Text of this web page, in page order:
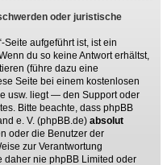
oder juristische
Seite aufgeführt ist, ist ein
du so keine Antwort erhältst,
(führe dazu eine
Seite bei einem kostenlosen
usw. liegt — den Support oder
Bitte beachte, dass phpBB
e. V. (phpBB.de) absolut
oder die Benutzer der
zur Verantwortung
daher nie phpBB Limited oder